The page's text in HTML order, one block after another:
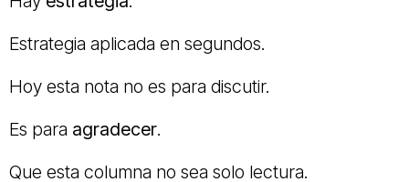
Estrategia aplicada en segundos.
Hoy esta nota no es para discutir.
Es para agradecer.
Que esta columna no sea solo lectura.